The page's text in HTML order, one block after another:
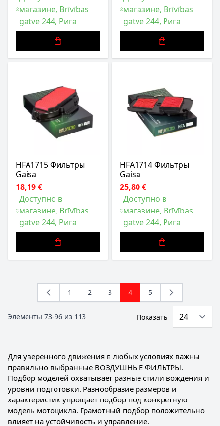
магазине, Brīvības
gatve 244, Рига
магазине, Brīvības
gatve 244, Рига
HFA1715 Фильтры
Gaisa
18,19 €
Доступно в
магазине, Brīvības
gatve 244, Рига
HFA1714 Фильтры
Gaisa
25,80 €
Доступно в
магазине, Brīvības
gatve 244, Рига
Элементы 73-96 из 113
Страница
1 Страница
2 Страница
3 You're currently reading
4 Страница
5
Показать
Для уверенного движения в любых условиях важны
правильно выбранные ВОЗДУШНЫЕ ФИЛЬТРЫ.
Подбор моделей охватывает разные стили вождения и
уровни подготовки. Разнообразие размеров и
характеристик упрощает подбор под конкретную
модель мотоцикла. Грамотный подбор положительно
влияет на устойчивость и управление.